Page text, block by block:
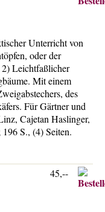
Unterricht von
oder der
2) Leichtfaßlicher
Mit einem
des
Für Gärtner und
Cajetan Haslinger,
S., (4) Seiten.
45,--